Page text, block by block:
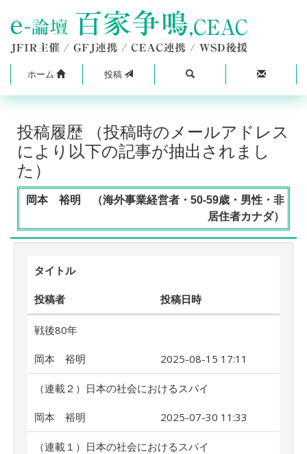
ホーム 投稿
投稿履歴 （投稿時のメールアドレス
により以下の記事が抽出されまし
た）
岡本 裕明 （海外事業経営者・50-59歳・男性・非
居住者カナダ）
タイトル
投稿者 投稿日時
戦後80年
岡本 裕明 2025-08-15 17:11
（連載２）日本の社会におけるスパイ
岡本 裕明 2025-07-30 11:33
（連載１）日本の社会におけるスパイ